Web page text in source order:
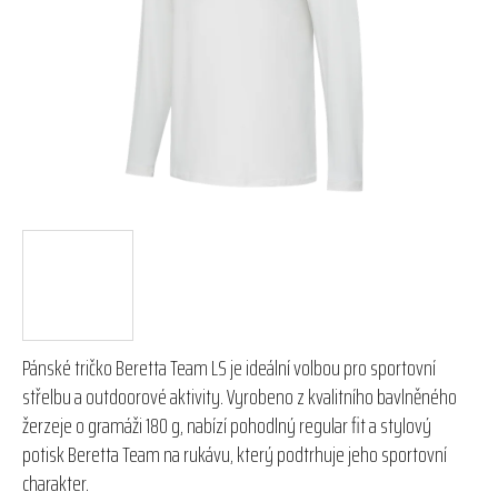
Pánské tričko Beretta Team LS je ideální volbou pro sportovní
střelbu a outdoorové aktivity. Vyrobeno z kvalitního bavlněného
žerzeje o gramáži 180 g, nabízí pohodlný regular fit a stylový
potisk Beretta Team na rukávu, který podtrhuje jeho sportovní
charakter.